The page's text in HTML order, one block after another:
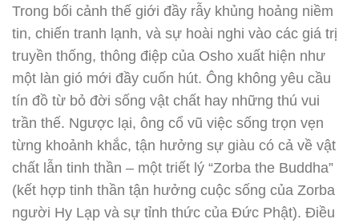
Trong bối cảnh thế giới đầy rẫy khủng hoảng niềm
tin, chiến tranh lạnh, và sự hoài nghi vào các giá trị
truyền thống, thông điệp của Osho xuất hiện như
một làn gió mới đầy cuốn hút. Ông không yêu cầu
tín đồ từ bỏ đời sống vật chất hay những thú vui
trần thế. Ngược lại, ông cổ vũ việc sống trọn vẹn
từng khoảnh khắc, tận hưởng sự giàu có cả về vật
chất lẫn tinh thần – một triết lý “Zorba the Buddha”
(kết hợp tinh thần tận hưởng cuộc sống của Zorba
người Hy Lạp và sự tỉnh thức của Đức Phật). Điều